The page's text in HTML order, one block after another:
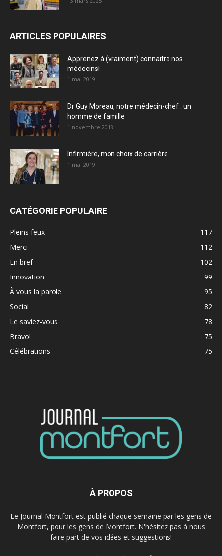
ARTICLES POPULAIRES
Apprenez à (vraiment) connaitre nos
médecins!
1 mai 2019
Dr Guy Moreau, notre médecin-chef : un
homme de famille
1 novembre 2018
Infirmière, mon choix de carrière
1 mai 2019
CATÉGORIE POPULAIRE
Pleins feux
117
Merci
112
En bref
102
Innovation
99
À vous la parole
95
Social
82
Le saviez-vous
78
Bravo!
75
Célébrations
75
À PROPOS
Le Journal Montfort est publié chaque semaine par les gens de
Montfort, pour les gens de Montfort. N'hésitez pas à nous
faire part de vos idées et suggestions!